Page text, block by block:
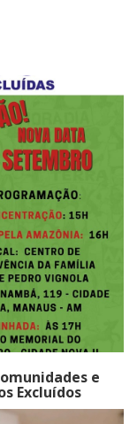
e
Excluídos